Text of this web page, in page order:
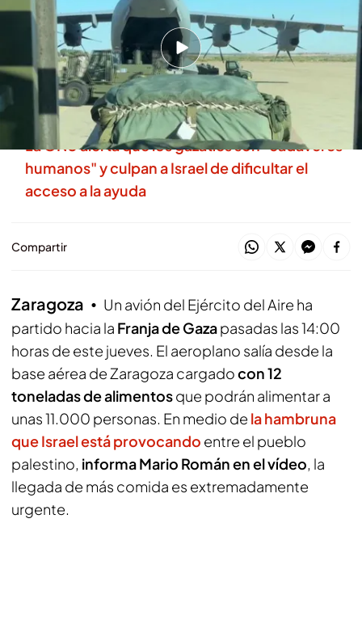
Redacción digital Noticias Cuatro
31 JUL 2025 - 20:19h.
El avión del Ejército del Aire va cargado con 12
toneladas de comida que servirán para
alimentar a 11.000 palestinos
La ONU alerta que los gazatíes son "cadáveres
humanos" y culpan a Israel de dificultar el
acceso a la ayuda
Compartir
Zaragoza
Un avión del Ejército del Aire ha
partido hacia la Franja de Gazapasadas las 14:00
horas de este jueves. El aeroplano salía desde la
base aérea de Zaragoza cargadocon 12
toneladas de alimentosque podrán alimentar a
unas 11.000 personas. En medio de la hambruna
que Israel está provocando entre el pueblo
palestino, informa Mario Román en el vídeo, la
llegada de más comida es extremadamente
urgente.